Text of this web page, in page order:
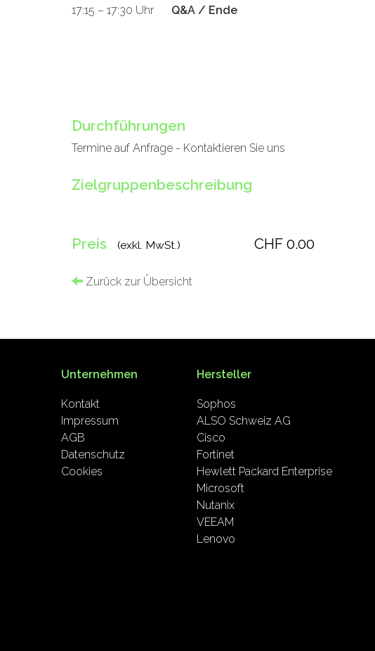
17:15 – 17:30 Uhr
Q&A / Ende
Durchführungen
Termine auf Anfrage - Kontaktieren Sie uns
Zielgruppenbeschreibung
Preis (exkl. MwSt.) CHF 0.00
Zurück zur Übersicht
Unternehmen
Kontakt
Impressum
AGB
Datenschutz
Cookies
Hersteller
Sophos
ALSO Schweiz AG
Cisco
Fortinet
Hewlett Packard Enterprise
Microsoft
Nutanix
VEEAM
Lenovo